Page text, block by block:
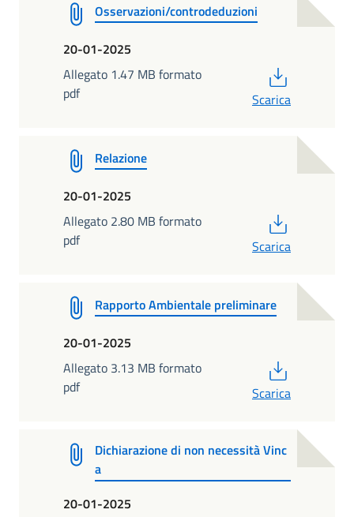
Osservazioni/controdeduzioni
20-01-2025
Allegato 1.47 MB formato
pdf
Scarica
Relazione
20-01-2025
Allegato 2.80 MB formato
pdf
Scarica
Rapporto Ambientale preliminare
20-01-2025
Allegato 3.13 MB formato
pdf
Scarica
Dichiarazione di non necessità Vinc
a
20-01-2025